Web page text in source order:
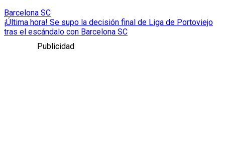
Barcelona SC
¡Última hora! Se supo la decisión final de Liga de Portoviejo
tras el escándalo con Barcelona SC
Publicidad